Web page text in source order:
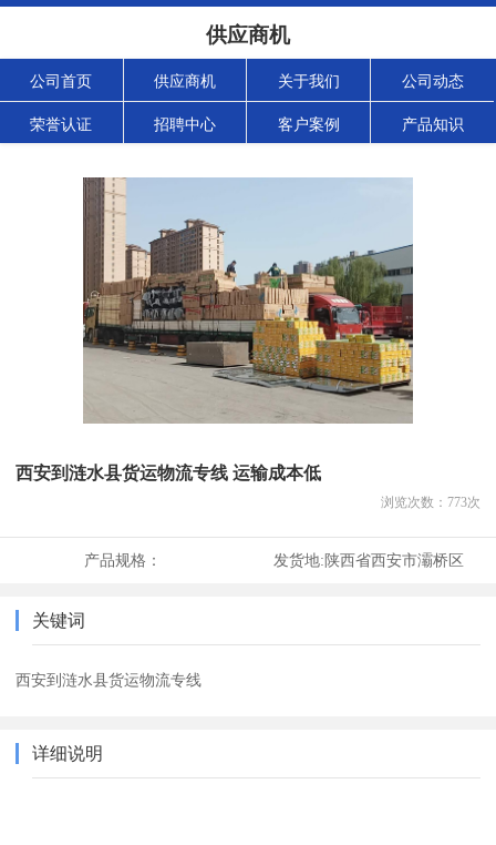
供应商机
公司首页 供应商机 关于我们 公司动态
荣誉认证 招聘中心 客户案例 产品知识
西安到涟水县货运物流专线 运输成本低
浏览次数： 773次
产品规格： 发货地:陕西省西安市灞桥区
关键词
西安到涟水县货运物流专线
详细说明